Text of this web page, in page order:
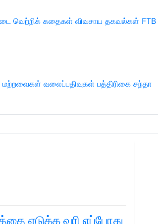
வெற்றிக் கதைகள் விவசாய தகவல்கள் FTB
மற்றவைகள் வலைப்பதிவுகள் பத்திரிகை சந்தா
எடுக்க வரி எப்போது